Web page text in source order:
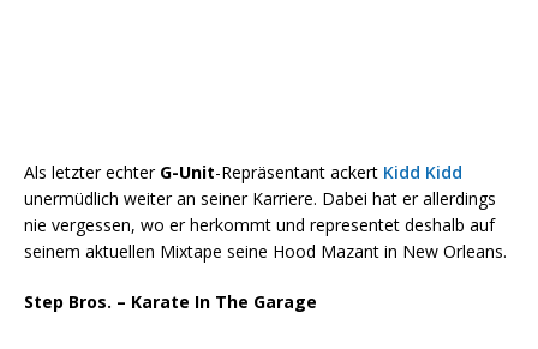
Als letzter echter G-Unit-Repräsentant ackert Kidd Kidd
unermüdlich weiter an seiner Karriere. Dabei hat er allerdings
nie vergessen, wo er herkommt und representet deshalb auf
seinem aktuellen Mixtape seine Hood Mazant in New Orleans.
Step Bros. – Karate In The Garage